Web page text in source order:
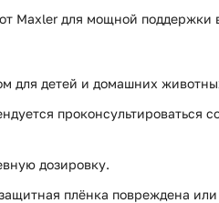
Maxler для мощной поддержки
для детей и домашних
дозировку.
плёнка повреждена или